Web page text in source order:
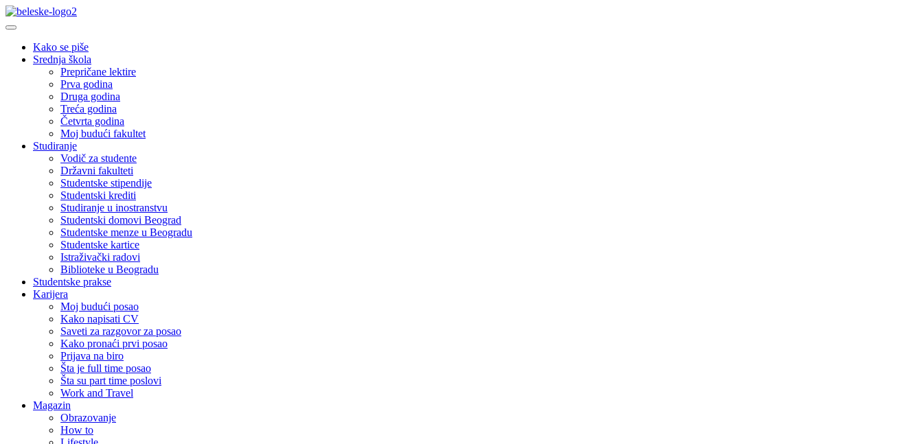
Kako se piše
Srednja škola
Prepričane lektire
Prva godina
Druga godina
Treća godina
Četvrta godina
Moj budući fakultet
Studiranje
Vodič za studente
Državni fakulteti
Studentske stipendije
Studentski krediti
Studiranje u inostranstvu
Studentski domovi Beograd
Studentske menze u Beogradu
Studentske kartice
Istraživački radovi
Biblioteke u Beogradu
Studentske prakse
Karijera
Moj budući posao
Kako napisati CV
Saveti za razgovor za posao
Kako pronaći prvi posao
Prijava na biro
Šta je full time posao
Šta su part time poslovi
Work and Travel
Magazin
Obrazovanje
How to